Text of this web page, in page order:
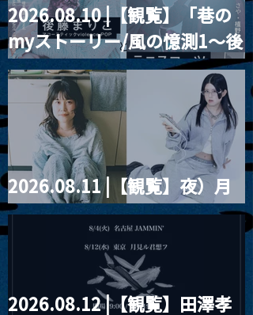
2026.08.10 |【観覧】「巷の
myストーリー/風の憶測1～後
藤まりこアコースティック
violence POPとテニスコー
ツ」
2026.08.11 |【観覧】夜）月
見ル君想フpre. Sugar Shock
2026.08.12 |【観覧】田澤孝